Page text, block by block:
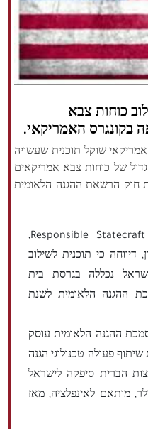
כוחות צבא
בקונגרס האמריקאי.
שוקל תוכנית שעשויה
של כוחות צבא אמריקאים
חוק הרשאת ההגנה הלאומית
פלטפורמת העיתונות המקוונת Responsible Statecraft,
דיווחה כי תוכנית לשילוב
נכללה בגרסת בית
ההגנה הלאומית לשנת
סעיף 224 בחוק הסמכת ההגנה הלאומית עוסק
פעולה טכנולוגי הגנה
הברית סיפקה לישראל
מיליארד דולר, מותאם לאינפלציה, מאז